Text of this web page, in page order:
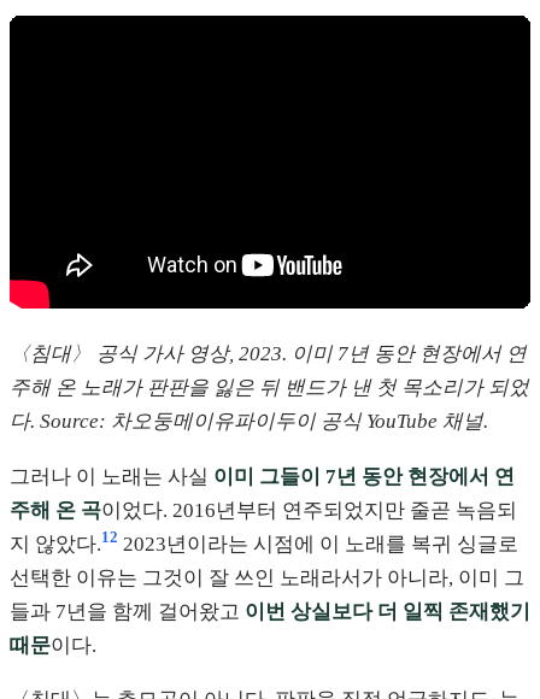
〈침대〉 공식 가사 영상, 2023. 이미 7년 동안 현장에서 연
주해 온 노래가 판판을 잃은 뒤 밴드가 낸 첫 목소리가 되었
다. Source: 차오둥메이유파이두이 공식 YouTube 채널.
그러나 이 노래는 사실 이미 그들이 7년 동안 현장에서 연
주해 온 곡이었다. 2016년부터 연주되었지만 줄곧 녹음되
지 않았다.12 2023년이라는 시점에 이 노래를 복귀 싱글로
선택한 이유는 그것이 잘 쓰인 노래라서가 아니라, 이미 그
들과 7년을 함께 걸어왔고 이번 상실보다 더 일찍 존재했기
때문이다.